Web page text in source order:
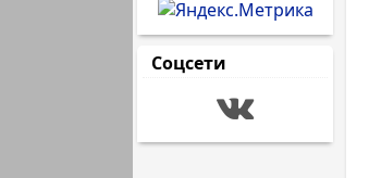
Соцсети